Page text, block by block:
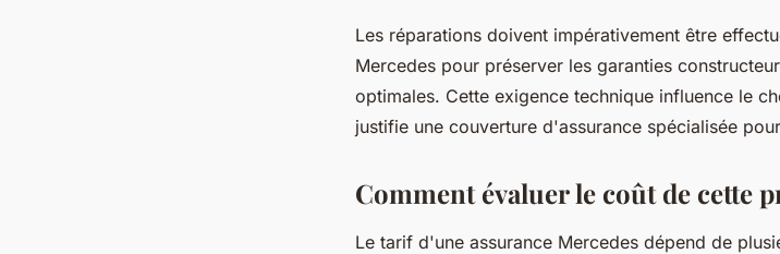
Les réparations doivent impérativement être
Mercedes pour préserver les garanties
optimales. Cette exigence technique influence le
justifie une couverture d'assurance spécialisée
Comment évaluer le coût de cette
Le tarif d'une assurance Mercedes dépend de